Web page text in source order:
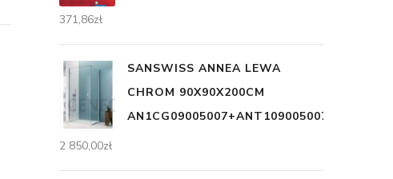
371,86zł
SANSWISS ANNEA LEWA
CHROM 90X90X200CM
AN1CG09005007+ANT109005007
2 850,00zł